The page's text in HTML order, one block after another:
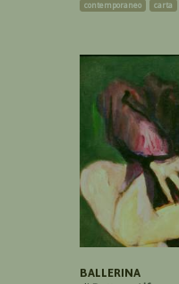
contemporaneo
carta
BALLERINA